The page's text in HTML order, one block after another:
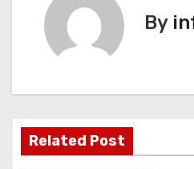
v
i
By
Related Post